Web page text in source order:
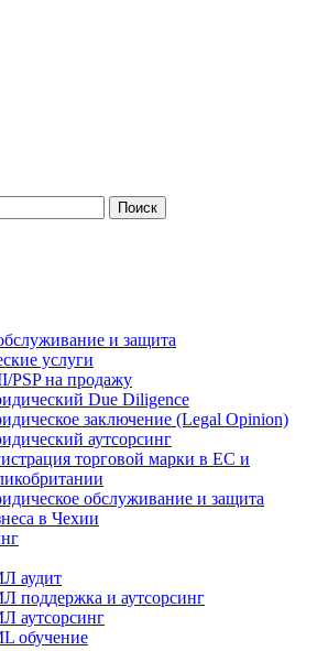
и защита
услуги
PSP на продажу
Due Diligence
заключение (Legal Opinion)
аутсорсинг
торговой марки в ЕС и
обслуживание и защита
в Чехии
аудит
поддержка и аутсорсинг
аутсорсинг
обучение